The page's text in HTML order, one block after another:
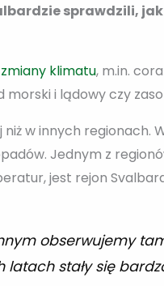
sprawdzili,
zmiany klimatu, m.in.
i lądowy czy
w innych regionach.
Jednym z
jest rejon
obserwujemy
stały się